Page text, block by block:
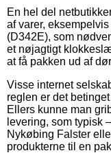
En hel del
af varer,
(D342E), som
et nøjagtigt
at få pakken ud af
Visse internet
reglen er det
Ellers kunne man
levering, som typisk
Nykøbing Falster
produkterne til en